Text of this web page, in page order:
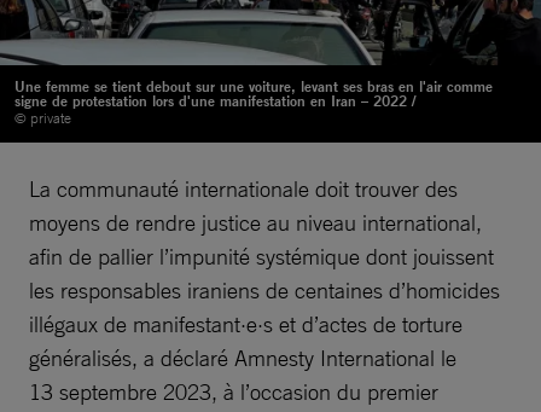
Une femme se tient debout sur une voiture, levant ses bras en l'air comme
signe de protestation lors d'une manifestation en Iran – 2022 /
© private
La communauté internationale doit trouver des
moyens de rendre justice au niveau international,
afin de pallier l’impunité systémique dont jouissent
les responsables iraniens de centaines d’homicides
illégaux de manifestant·e·s et d’actes de torture
généralisés, a déclaré Amnesty International le
13 septembre 2023, à l’occasion du premier